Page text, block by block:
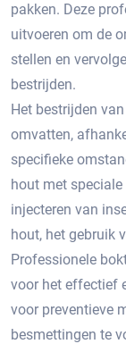
pakken.​ Deze
uitvoeren om de
stellen en
bestrijden.​
Het bestrijden
omvatten,
specifieke
hout met
injecteren van
hout, het gebruik
Professionele
voor het effectief
voor preventieve
besmettingen te